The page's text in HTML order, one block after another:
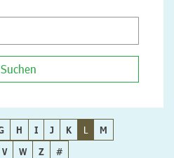
Suchen
H I J K L
M
V W Z #